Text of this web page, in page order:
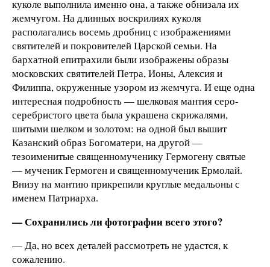
куколе выполнила именно она, а также обнизала их
жемчугом. На длинных воскрилиях куколя
располагались восемь дробниц с изображениями
святителей и покровителей Царской семьи. На
бархатной епитрахили были изображены образы
московских святителей Петра, Ионы, Алексия и
Филиппа, окруженные узором из жемчуга. И еще одна
интересная подробность — шелковая мантия серо-
серебристого цвета была украшена скрижалями,
шитыми шелком и золотом: на одной был вышит
Казанский образ Богоматери, на другой —
тезоименитые священномученику Гермогену святые
— мученик Гермоген и священномученик Ермолай.
Внизу на мантию прикрепили круглые медальоны с
именем Патриарха.
— Сохранились ли фотографии всего этого?
— Да, но всех деталей рассмотреть не удастся, к
сожалению.